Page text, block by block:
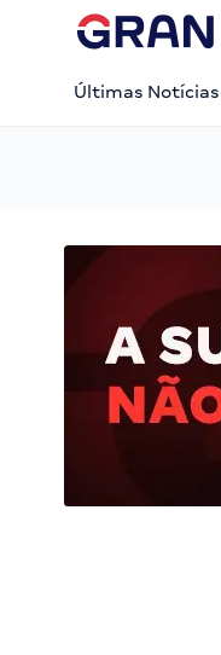
Últimas Notícias